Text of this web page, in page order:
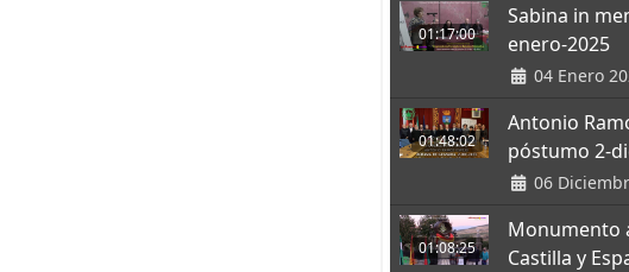
01:17:00
Sabina in
enero-2025
04 Enero
01:48:02
Antonio
póstumo 2-
06
01:08:25
Monumento
Castilla y